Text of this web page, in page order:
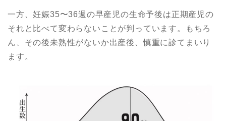
一方、妊娠35〜36週の早産児の生命予後は正期産児の
それと比べて変わらないことが判っています。もちろ
ん、その後未熟性がないか出産後、慎重に診てまいり
ます。